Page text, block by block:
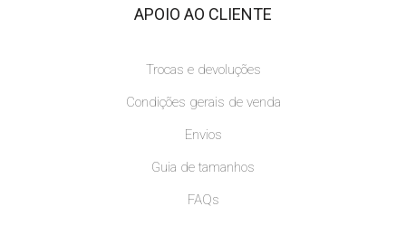
APOIO AO CLIENTE
Trocas e devoluções
Condições gerais de venda
Envios
Guia de tamanhos
FAQs